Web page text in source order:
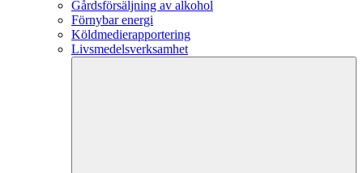
Gårdsförsäljning av alkohol
Förnybar energi
Köldmedierapportering
Livsmedelsverksamhet